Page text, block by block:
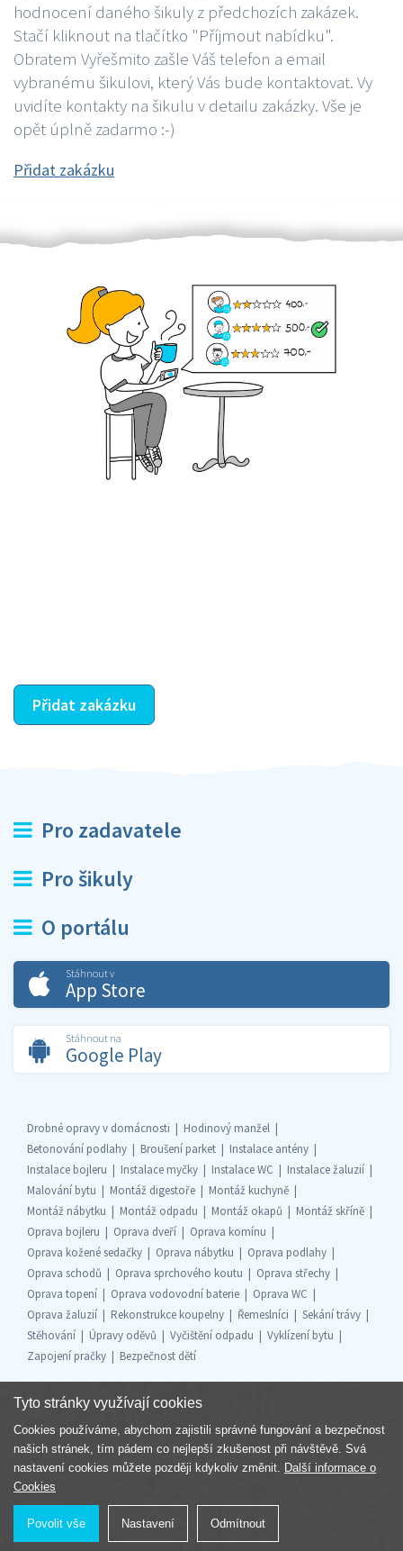
hodnocení daného šikuly z předchozích zakázek.
Stačí kliknout na tlačítko "Příjmout nabídku".
Obratem Vyřešmito zašle Váš telefon a email
vybranému šikulovi, který Vás bude kontaktovat. Vy
uvidíte kontakty na šikulu v detailu zakázky. Vše je
opět úplně zadarmo :-)
Přidat zakázku
Přidat zakázku
Pro zadavatele
Pro šikuly
O portálu
Stáhnout v
App Store
Stáhnout na
Google Play
Drobné opravy v domácnosti
Hodinový manžel
Betonování podlahy
Broušení parket
Instalace antény
Instalace bojleru
Instalace myčky Instalace WC
Instalace žaluzií
Malování bytu
Montáž digestoře
Montáž kuchyně
Montáž nábytku
Montáž odpadu Montáž okapů
Montáž skříně
Oprava bojleru
Oprava dveří
Oprava komínu
Oprava kožené sedačky
Oprava nábytku
Oprava podlahy
Oprava schodů
Oprava sprchového koutu
Oprava střechy
Oprava topení
Oprava vodovodní baterie
Oprava WC
Oprava žaluzií
Rekonstrukce koupelny Řemeslníci
Sekání trávy
Stěhování
Úpravy oděvů Vyčištění odpadu
Vyklízení bytu
Zapojení pračky
Bezpečnost dětí
Součást skupiny
Tyto stránky využívají cookies
Cookies používáme, abychom zajistili správné fungování a bezpečnost
našich stránek, tím pádem co nejlepší zkušenost při návštěvě. Svá
nastavení cookies můžete později kdykoliv změnit. Další informace o
Cookies
Povolit vše Nastavení Odmítnout